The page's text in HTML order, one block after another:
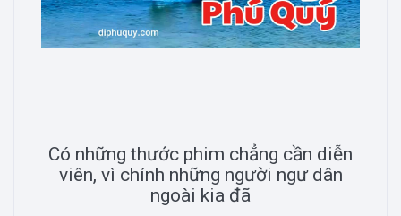
Có những thước phim chẳng cần diễn
viên, vì chính những người ngư dân
ngoài kia đã